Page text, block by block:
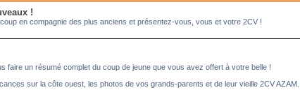
!
en compagnie des plus anciens et présentez-vous, vous et votre 2CV !
faire un résumé complet du coup de jeune que vous avez offert à votre belle !
sur la côte ouest, les photos de vos grands-parents et de leur vieille 2CV AZAM...